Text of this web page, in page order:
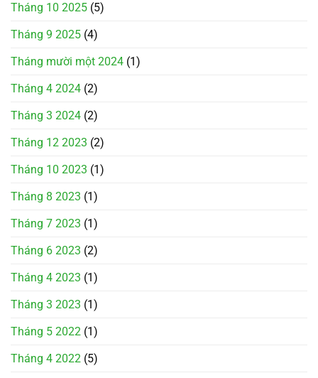
Tháng 10 2025 (5)
Tháng 9 2025 (4)
Tháng mười một 2024 (1)
Tháng 4 2024 (2)
Tháng 3 2024 (2)
Tháng 12 2023 (2)
Tháng 10 2023 (1)
Tháng 8 2023 (1)
Tháng 7 2023 (1)
Tháng 6 2023 (2)
Tháng 4 2023 (1)
Tháng 3 2023 (1)
Tháng 5 2022 (1)
Tháng 4 2022 (5)